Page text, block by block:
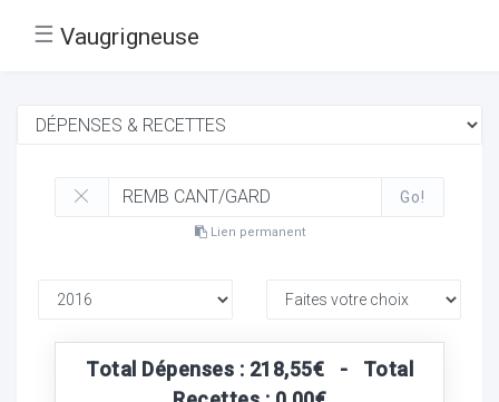
☰ Vaugrigneuse
Go!
Lien permanent
Total Dépenses : 218,55€ - Total